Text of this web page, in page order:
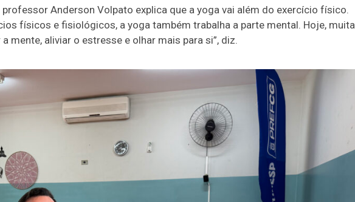
Anderson Volpato explica que a yoga vai além do exercício físico.
físicos e fisiológicos, a yoga também trabalha a parte mental. Hoje, muita
mente, aliviar o estresse e olhar mais para si”, diz.